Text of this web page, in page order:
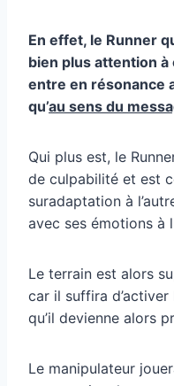
En effet, le Runner
bien plus attention à
entre en résonance
qu’au sens du
Qui plus est, le
de culpabilité et est
suradaptation à
avec ses émotions à
Le terrain est alors
car il suffira
qu’il devienne alors
Le manipulateur